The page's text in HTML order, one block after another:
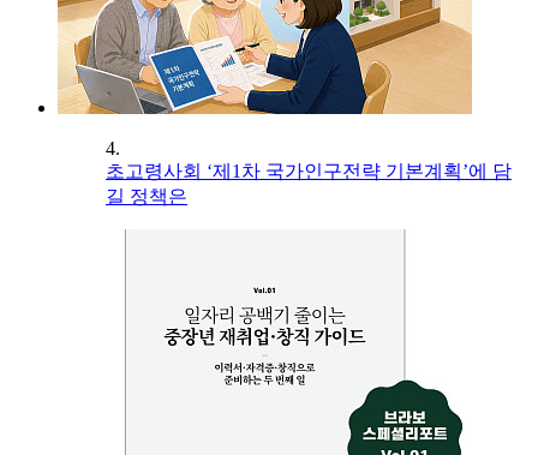
4.
초고령사회 ‘제1차 국가인구전략 기본계획’에 담
길 정책은